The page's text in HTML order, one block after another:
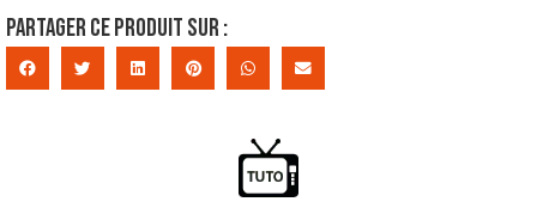
Partager ce produit sur :